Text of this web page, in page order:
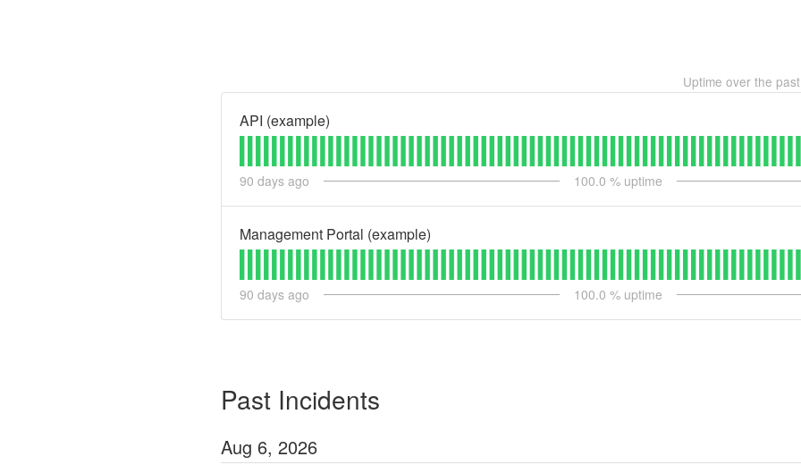
Uptime over the past
API (example)
90 days ago 100.0 % uptime
Management Portal (example)
90 days ago 100.0 % uptime
Past Incidents
Aug 6, 2026